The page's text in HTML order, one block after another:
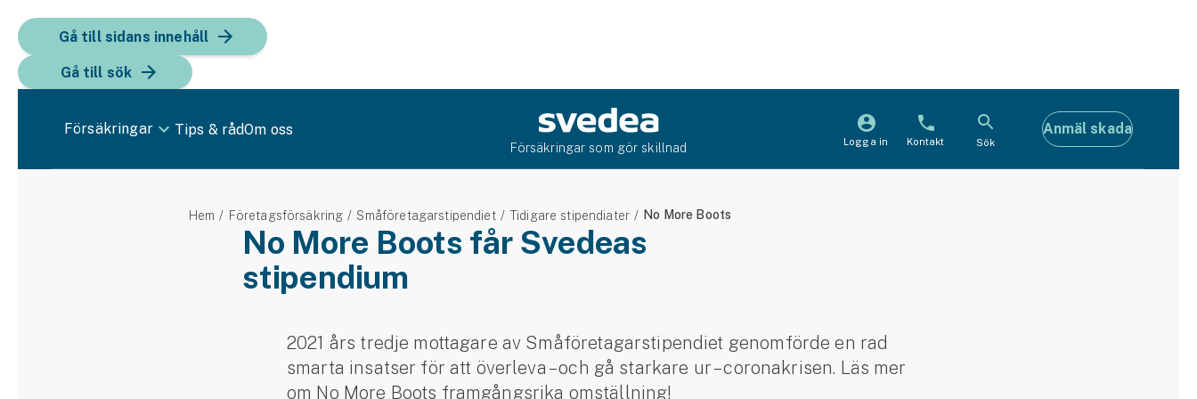
Gå till sidans innehåll
Gå till sök
Försäkringar Tips & rådOm oss
Försäkringar som gör skillnad Logga in Kontakt Sök
Anmäl skada
Hem Företagsförsäkring Småföretagarstipendiet Tidigare stipendiater No More Boots
No More Boots får Svedeas
stipendium
2021 års tredje mottagare av Småföretagarstipendiet genomförde en rad
smarta insatser för att överleva – och gå starkare ur – coronakrisen. Läs mer
om No More Boots framgångsrika omställning!